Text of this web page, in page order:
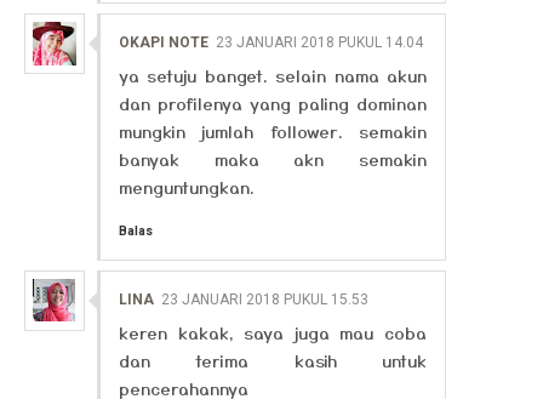
OKAPI NOTE 23 JANUARI 2018 PUKUL 14.04
ya setuju banget. selain nama akun
dan profilenya yang paling dominan
mungkin jumlah follower. semakin
banyak maka akn semakin
menguntungkan.
Balas
LINA 23 JANUARI 2018 PUKUL 15.53
keren kakak, saya juga mau coba
dan terima kasih untuk
pencerahannya